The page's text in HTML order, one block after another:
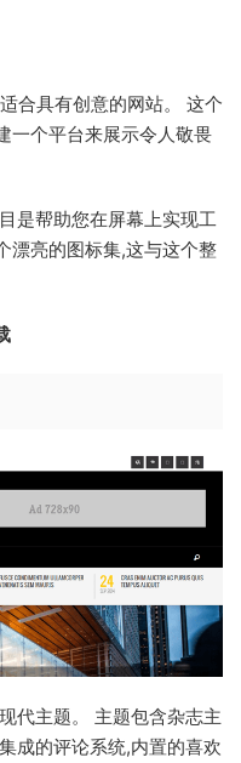
合具有创意的网站。 这个
一个平台来展示令人敬畏
是帮助您在屏幕上实现工
漂亮的图标集,这与这个整
代主题。 主题包含杂志主
成的评论系统,内置的喜欢